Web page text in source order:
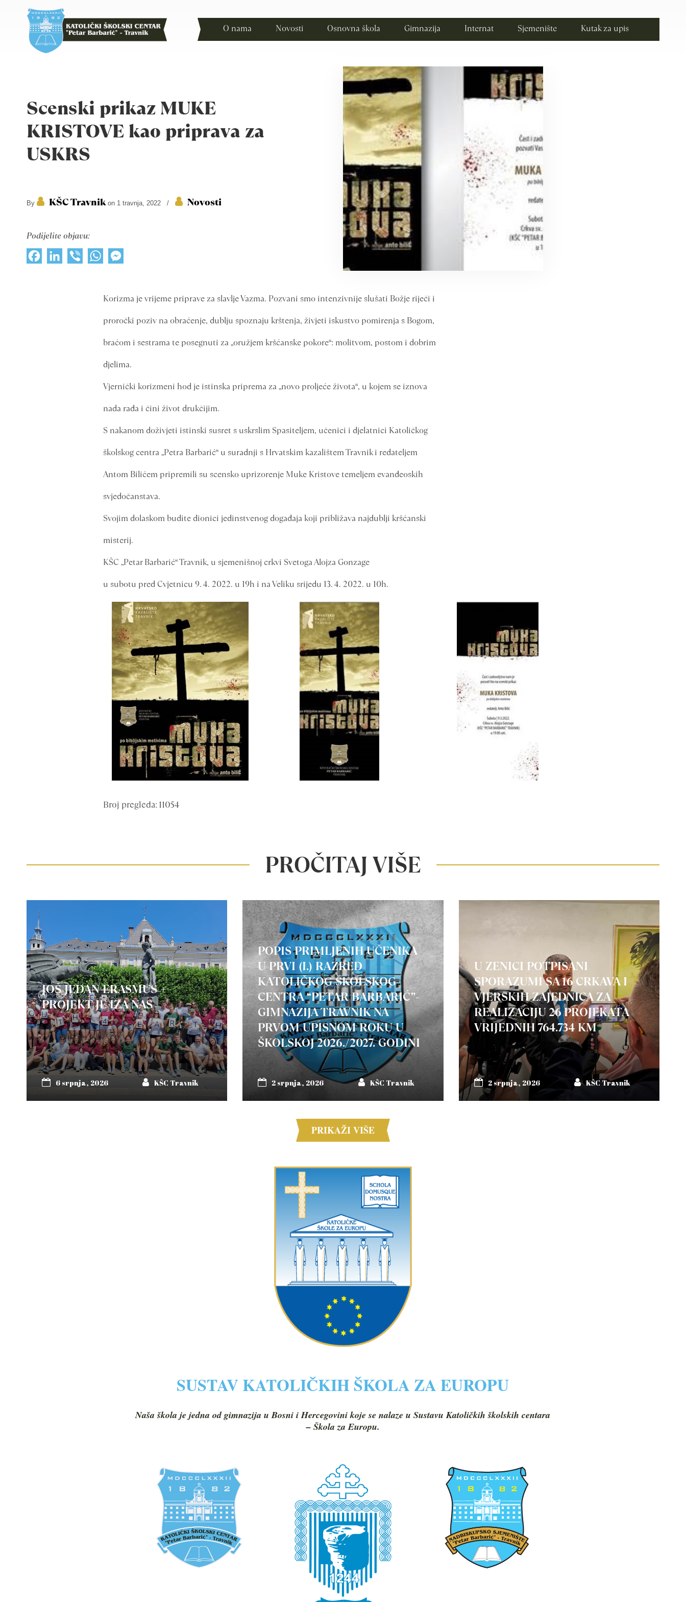
O nama Novosti Osnovna škola Gimnazija Internat Sjemenište Kutak za upis
Scenski prikaz MUKE
KRISTOVE kao priprava za
USKRS
By KŠC Travnikon 1 travnja, 2022 / Novosti
Podijelite objavu:
FacebookLinkedInViber WhatsApp
Korizma je vrijeme priprave za slavlje Vazma. Pozvani smo intenzivnije slušati Božje riječi i
proročki poziv na obraćenje, dublju spoznaju krštenja, živjeti iskustvo pomirenja s Bogom,
braćom i sestrama te posegnuti za „oružjem kršćanske pokore“: molitvom, postom i dobrim
djelima.
Vjernički korizmeni hod je istinska priprema za „novo proljeće života“, u kojem se iznova
nada rađa i čini život drukčijim.
S nakanom doživjeti istinski susret s uskrslim Spasiteljem, učenici i djelatnici Katoličkog
školskog centra „Petra Barbarić“ u suradnji s Hrvatskim kazalištem Travnik i redateljem
Antom Bilićem pripremili su scensko uprizorenje Muke Kristove temeljem evanđeoskih
svjedočanstava.
Svojim dolaskom budite dionici jedinstvenog događaja koji približava najdublji kršćanski
misterij.
KŠC „Petar Barbarić“ Travnik, u sjemenišnoj crkvi Svetoga Alojza Gonzage
u subotu pred Cvjetnicu 9. 4. 2022. u 19h i na Veliku srijedu 13. 4. 2022. u 10h.
Broj pregleda: 11054
PROČITAJ VIŠE
JOŠ JEDAN ERASMUS +
PROJEKT JE IZA NAS
6 srpnja, 2026 KŠC Travnik
POPIS PRIMLJENIH UČENIKA
U PRVI (I.) RAZRED
KATOLIČKOG ŠKOLSKOG
CENTRA “PETAR BARBARIĆ”-
GIMNAZIJA TRAVNIK NA
PRVOM UPISNOM ROKU U
ŠKOLSKOJ 2026./2027. GODINI
2 srpnja, 2026 KŠC Travnik
U ZENICI POTPISANI
SPORAZUMI SA 16 CRKAVA I
VJERSKIH ZAJEDNICA ZA
REALIZACIJU 26 PROJEKATA
VRIJEDNIH 764.734 KM
2 srpnja, 2026 KŠC Travnik
PRIKAŽI VIŠE
SUSTAV KATOLIČKIH ŠKOLA ZA EUROPU
Naša škola je jedna od gimnazija u Bosni i Hercegovini koje se nalaze u Sustavu Katoličkih školskih centara
– Škola za Europu.